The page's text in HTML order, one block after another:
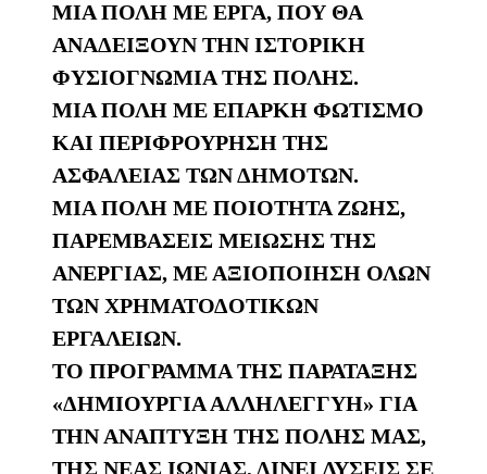
ΜΙΑ ΠΟΛΗ ΜΕ ΕΡΓΑ, ΠΟΥ ΘΑ
ΑΝΑΔΕΙΞΟΥΝ ΤΗΝ ΙΣΤΟΡΙΚΗ
ΦΥΣΙΟΓΝΩΜΙΑ ΤΗΣ ΠΟΛΗΣ.
ΜΙΑ ΠΟΛΗ ΜΕ ΕΠΑΡΚΗ ΦΩΤΙΣΜΟ
ΚΑΙ ΠΕΡΙΦΡΟΥΡΗΣΗ ΤΗΣ
ΑΣΦΑΛΕΙΑΣ ΤΩΝ ΔΗΜΟΤΩΝ.
ΜΙΑ ΠΟΛΗ ΜΕ ΠΟΙΟΤΗΤΑ ΖΩΗΣ,
ΠΑΡΕΜΒΑΣΕΙΣ ΜΕΙΩΣΗΣ ΤΗΣ
ΑΝΕΡΓΙΑΣ, ΜΕ ΑΞΙΟΠΟΙΗΣΗ ΟΛΩΝ
ΤΩΝ ΧΡΗΜΑΤΟΔΟΤΙΚΩΝ
ΕΡΓΑΛΕΙΩΝ.
ΤΟ ΠΡΟΓΡΑΜΜΑ ΤΗΣ ΠΑΡΑΤΑΞΗΣ
«ΔΗΜΙΟΥΡΓΙΑ ΑΛΛΗΛΕΓΓΥΗ» ΓΙΑ
ΤΗΝ ΑΝΑΠΤΥΞΗ ΤΗΣ ΠΟΛΗΣ ΜΑΣ,
ΤΗΣ ΝΕΑΣ ΙΩΝΙΑΣ, ΔΙΝΕΙ ΛΥΣΕΙΣ ΣΕ